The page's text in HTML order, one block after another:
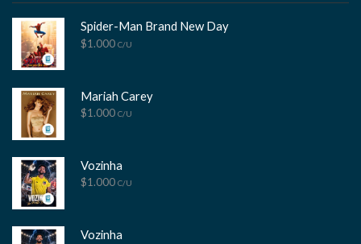
Spider-Man Brand New Day
$1.000 C/U
Mariah Carey
$1.000 C/U
Vozinha
$1.000 C/U
Vozinha